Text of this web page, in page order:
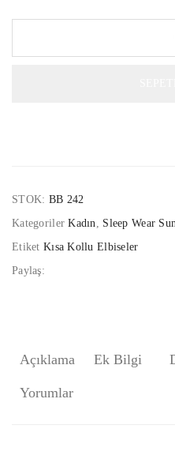
STOK: BB 242
KategorilerKadın
Sleep Wear
Etiket Kısa Kollu Elbiseler
Paylaş:
Açıklama Ek Bilgi
Yorumlar